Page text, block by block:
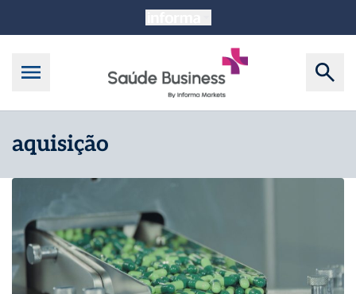
aquisição